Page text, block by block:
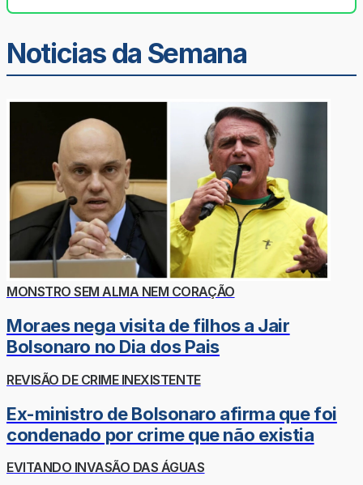
Noticias da Semana
MONSTRO SEM ALMA NEM CORAÇÃO
Moraes nega visita de filhos a Jair
Bolsonaro no Dia dos Pais
REVISÃO DE CRIME INEXISTENTE
Ex-ministro de Bolsonaro afirma que foi
condenado por crime que não existia
EVITANDO INVASÃO DAS ÁGUAS